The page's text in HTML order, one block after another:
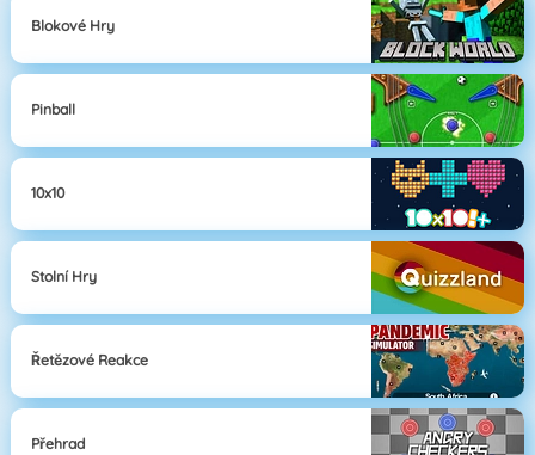
Blokové Hry
Pinball
10x10
Stolní Hry
Řetězové Reakce
Přehrad